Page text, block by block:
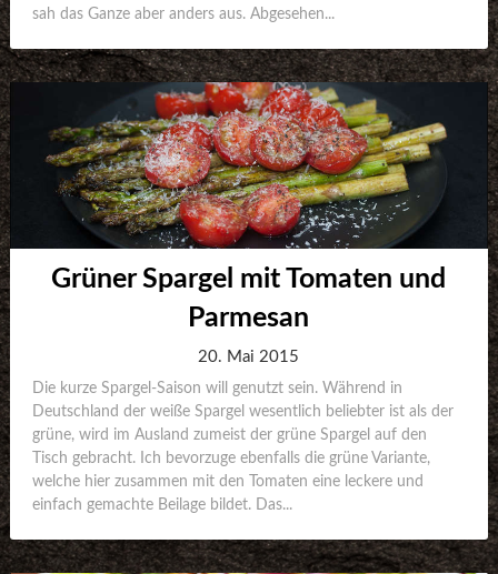
sah das Ganze aber anders aus. Abgesehen...
Grüner Spargel mit Tomaten und
Parmesan
20. Mai 2015
Die kurze Spargel-Saison will genutzt sein. Während in
Deutschland der weiße Spargel wesentlich beliebter ist als der
grüne, wird im Ausland zumeist der grüne Spargel auf den
Tisch gebracht. Ich bevorzuge ebenfalls die grüne Variante,
welche hier zusammen mit den Tomaten eine leckere und
einfach gemachte Beilage bildet. Das...